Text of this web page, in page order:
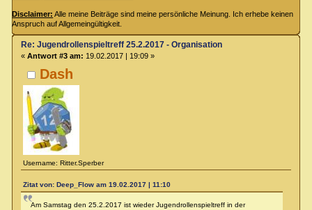
Disclaimer: Alle meine Beiträge sind meine persönliche Meinung. Ich erhebe keinen
Anspruch auf Allgemeingültigkeit.
Dash
Username: Ritter.Sperber
Re: Jugendrollenspieltreff 25.2.2017 - Organisation
« Antwort #3 am: 19.02.2017 | 19:09 »
Zitat von: Deep_Flow am 19.02.2017 | 11:10
Am Samstag den 25.2.2017 ist wieder Jugendrollenspieltreff in der